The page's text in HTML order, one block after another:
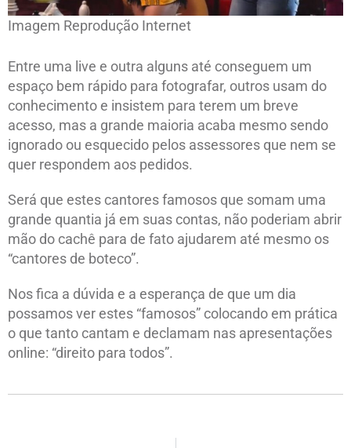
Imagem Reprodução Internet
Entre uma live e outra alguns até conseguem um
espaço bem rápido para fotografar, outros usam do
conhecimento e insistem para terem um breve
acesso, mas a grande maioria acaba mesmo sendo
ignorado ou esquecido pelos assessores que nem se
quer respondem aos pedidos.
Será que estes cantores famosos que somam uma
grande quantia já em suas contas, não poderiam abrir
mão do cachê para de fato ajudarem até mesmo os
“cantores de boteco”.
Nos fica a dúvida e a esperança de que um dia
possamos ver estes “famosos” colocando em prática
o que tanto cantam e declamam nas apresentações
online: “direito para todos”.